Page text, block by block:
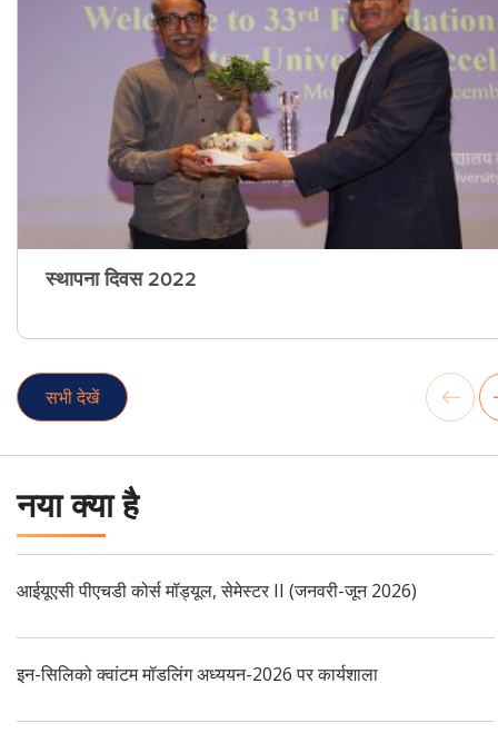
स्थापना दिवस 2022
सभी देखें
नया क्या है
आईयूएसी पीएचडी कोर्स मॉड्यूल, सेमेस्टर II (जनवरी-जून 2026)
इन-सिलिको क्वांटम मॉडलिंग अध्ययन-2026 पर कार्यशाला